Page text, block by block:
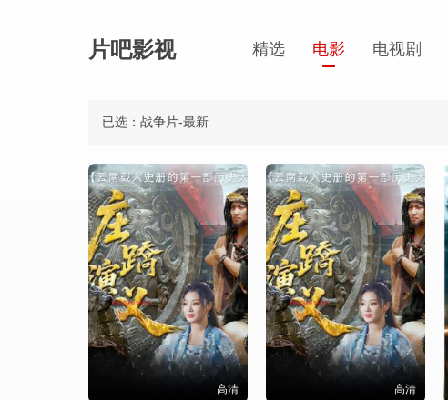
片吧影视 精选 电影 电视剧
已选：战争片-最新
高清 高清